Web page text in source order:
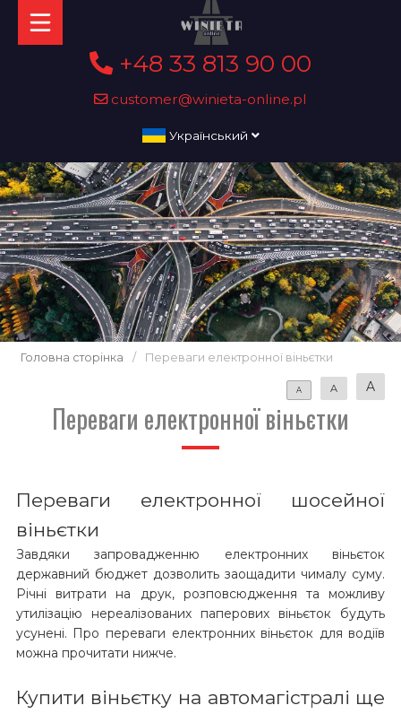
+48 33 813 90 00
customer@winieta-online.pl
Український
Головна сторінка / Переваги електронної віньєтки
A A A
Переваги електронної віньєтки
Переваги електронної шосейної
віньєтки
Завдяки запровадженню електронних віньєток
державний бюджет дозволить заощадити чималу суму.
Річні витрати на друк, розповсюдження та можливу
утилізацію нереалізованих паперових віньєток будуть
усунені. Про переваги електронних віньєток для водіїв
можна прочитати нижче.
Купити віньєтку на автомагістралі ще